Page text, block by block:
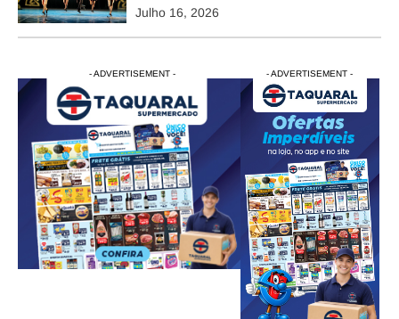
Julho 16, 2026
- ADVERTISEMENT - -
- ADVERTISEMENT - - ADVERTISEMENT -